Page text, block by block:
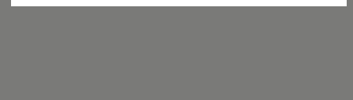
Vorgängermodelle